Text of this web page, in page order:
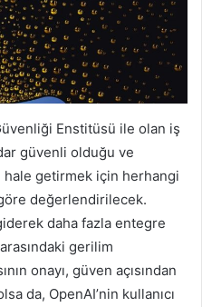
Enstitüsü ile olan iş
güvenli olduğu ve
hale getirmek için herhangi
göre değerlendirilecek.
daha fazla entegre
gerilim
onayı, güven açısından
da, OpenAI’nin kullanıcı